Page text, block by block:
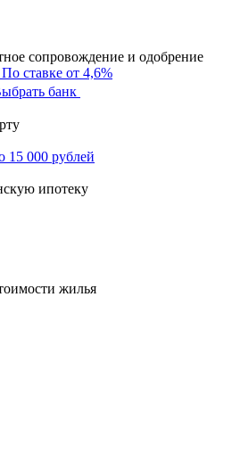
сопровождение и одобрение
По ставке от 4,6%
банк
15 000 рублей
ипотеку
жилья